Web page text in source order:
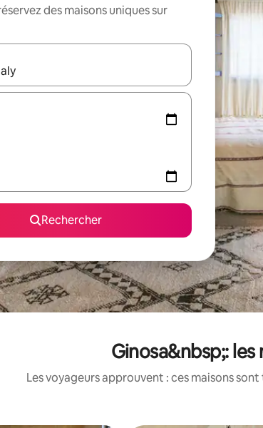
des maisons uniques sur
résultats s'affichent, utilisez les flèches vers le haut et
Rechercher
Ginosa&nbsp;:
Les voyageurs approuvent : ces maisons